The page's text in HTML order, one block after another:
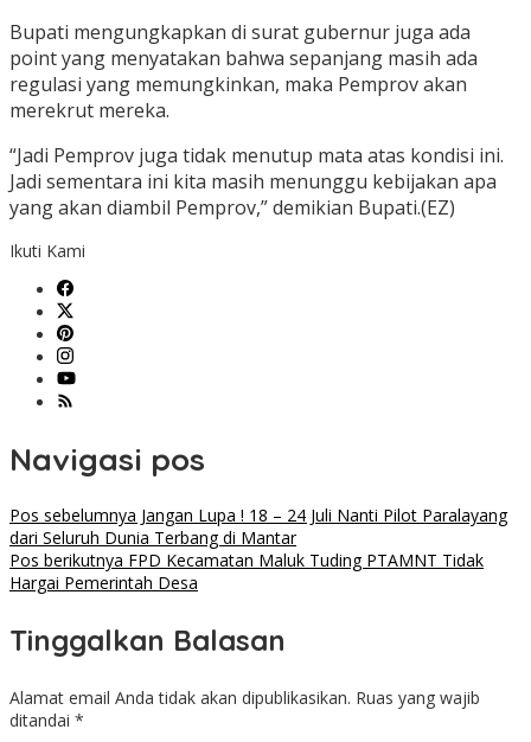
Bupati mengungkapkan di surat gubernur juga ada
point yang menyatakan bahwa sepanjang masih ada
regulasi yang memungkinkan, maka Pemprov akan
merekrut mereka.
“Jadi Pemprov juga tidak menutup mata atas kondisi ini.
Jadi sementara ini kita masih menunggu kebijakan apa
yang akan diambil Pemprov,” demikian Bupati.(EZ)
Ikuti Kami
Navigasi pos
Pos sebelumnya Jangan Lupa ! 18 – 24 Juli Nanti Pilot Paralayang
dari Seluruh Dunia Terbang di Mantar
Pos berikutnya FPD Kecamatan Maluk Tuding PTAMNT Tidak
Hargai Pemerintah Desa
Tinggalkan Balasan
Alamat email Anda tidak akan dipublikasikan. Ruas yang wajib
ditandai *